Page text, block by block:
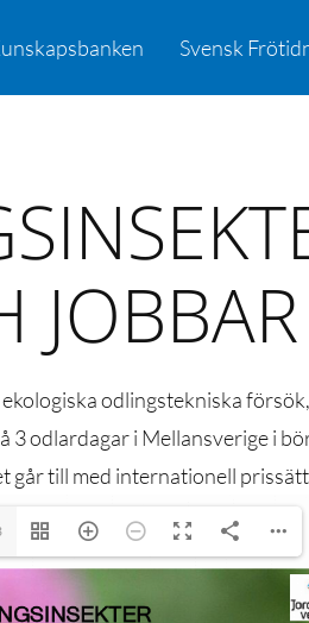
Svensk
odlingstekniska
odlardagar i Mellansverige i
går till med internationell